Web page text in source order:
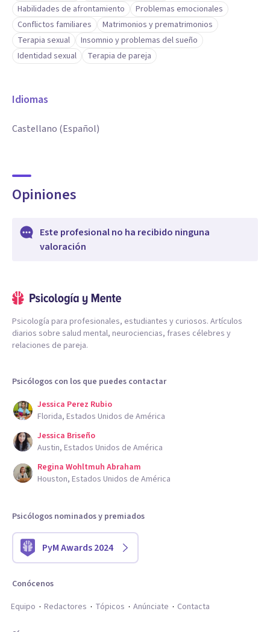
Habilidades de afrontamiento
Problemas emocionales
Conflictos familiares
Matrimonios y prematrimonios
Terapia sexual
Insomnio y problemas del sueño
Identidad sexual
Terapia de pareja
Idiomas
Castellano (Español)
Opiniones
Este profesional no ha recibido ninguna
valoración
Psicología para profesionales, estudiantes y curiosos. Artículos
diarios sobre salud mental, neurociencias, frases célebres y
relaciones de pareja.
Psicólogos con los que puedes contactar
Jessica Perez Rubio
Florida, Estados Unidos de América
Jessica Briseño
Austin, Estados Unidos de América
Regina Wohltmuh Abraham
Houston, Estados Unidos de América
Psicólogos nominados y premiados
PyM Awards 2024
Conócenos
Equipo
Redactores Tópicos Anúnciate Contacta